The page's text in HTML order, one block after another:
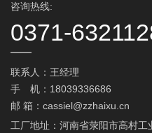
咨询热线:
0371-
联系人：王经理
手 机：18039336686
邮 箱： cassiel@zzhaixu.cn
工厂地址：河南省荥阳市高村工